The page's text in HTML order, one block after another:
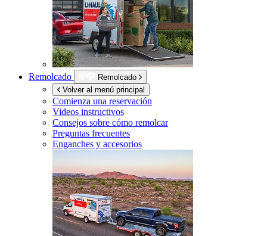
Remolcado
Remolcado
Volver al menú principal
Comienza una reservación
Videos instructivos
Consejos sobre cómo remolcar
Preguntas frecuentes
Enganches y accesorios